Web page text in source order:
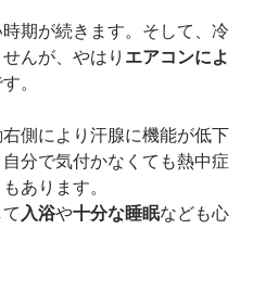
期が続きます。そして、冷
んが、やはり エアコンによ
。
側により汗腺に機能が低下
分で気付かなくても熱中症
あります。
て 入浴や十分な睡眠なども心